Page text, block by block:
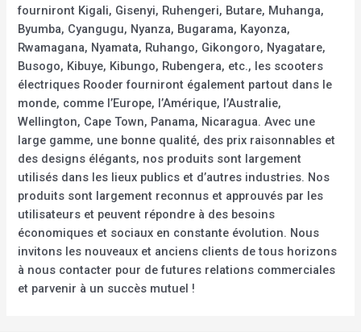
fourniront Kigali, Gisenyi, Ruhengeri, Butare, Muhanga,
Byumba, Cyangugu, Nyanza, Bugarama, Kayonza,
Rwamagana, Nyamata, Ruhango, Gikongoro, Nyagatare,
Busogo, Kibuye, Kibungo, Rubengera, etc., les scooters
électriques Rooder fourniront également partout dans le
monde, comme l’Europe, l’Amérique, l’Australie,
Wellington, Cape Town, Panama, Nicaragua. Avec une
large gamme, une bonne qualité, des prix raisonnables et
des designs élégants, nos produits sont largement
utilisés dans les lieux publics et d’autres industries. Nos
produits sont largement reconnus et approuvés par les
utilisateurs et peuvent répondre à des besoins
économiques et sociaux en constante évolution. Nous
invitons les nouveaux et anciens clients de tous horizons
à nous contacter pour de futures relations commerciales
et parvenir à un succès mutuel !